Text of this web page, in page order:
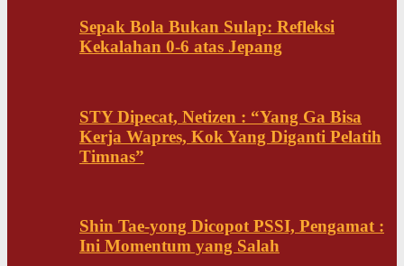
Sepak Bola Bukan Sulap: Refleksi
Kekalahan 0-6 atas Jepang
STY Dipecat, Netizen : “Yang Ga Bisa
Kerja Wapres, Kok Yang Diganti Pelatih
Timnas”
Shin Tae-yong Dicopot PSSI, Pengamat :
Ini Momentum yang Salah